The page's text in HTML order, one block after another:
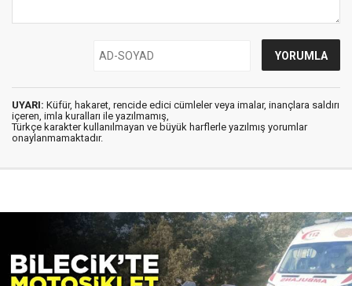
UYARI: Küfür, hakaret, rencide edici cümleler veya imalar, inançlara saldırı
içeren, imla kuralları ile yazılmamış,
Türkçe karakter kullanılmayan ve büyük harflerle yazılmış yorumlar
onaylanmamaktadır.